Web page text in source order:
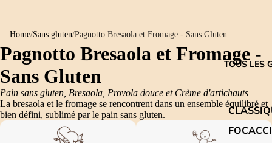
TOUS LES
Home/Sans gluten/Pagnotto Bresaola et Fromage - Sans Gluten
Pagnotto Bresaola et Fromage -
Sans Gluten
Pain sans gluten, Bresaola, Provola douce et Crème d'artichauts
La bresaola et le fromage se rencontrent dans un ensemble équilibré et
bien défini, sublimé par le pain sans gluten.